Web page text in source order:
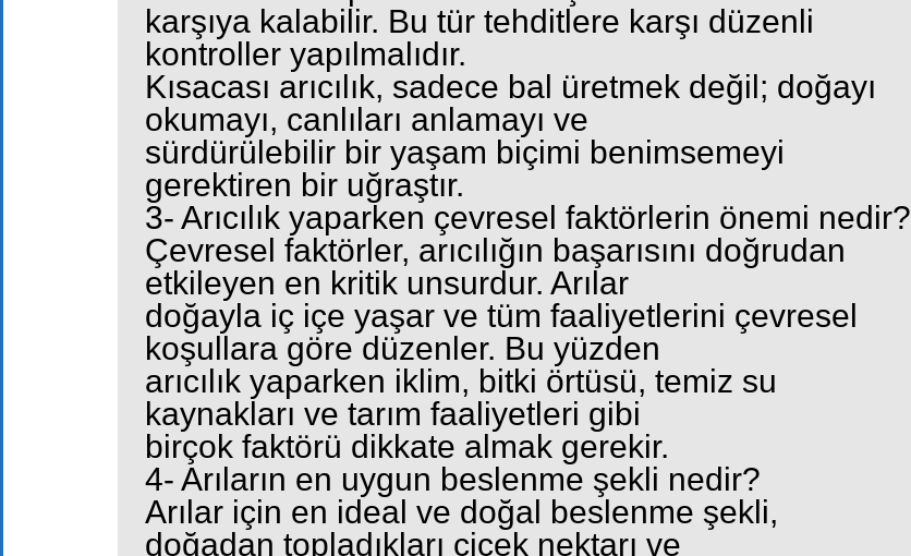
karşıya kalabilir. Bu tür tehditlere karşı düzenli
kontroller yapılmalıdır.
Kısacası arıcılık, sadece bal üretmek değil; doğayı
okumayı, canlıları anlamayı ve
sürdürülebilir bir yaşam biçimi benimsemeyi
gerektiren bir uğraştır.
3- Arıcılık yaparken çevresel faktörlerin önemi nedir?
Çevresel faktörler, arıcılığın başarısını doğrudan
etkileyen en kritik unsurdur. Arılar
doğayla iç içe yaşar ve tüm faaliyetlerini çevresel
koşullara göre düzenler. Bu yüzden
arıcılık yaparken iklim, bitki örtüsü, temiz su
kaynakları ve tarım faaliyetleri gibi
birçok faktörü dikkate almak gerekir.
4- Arıların en uygun beslenme şekli nedir?
Arılar için en ideal ve doğal beslenme şekli,
doğadan topladıkları çiçek nektarı ve